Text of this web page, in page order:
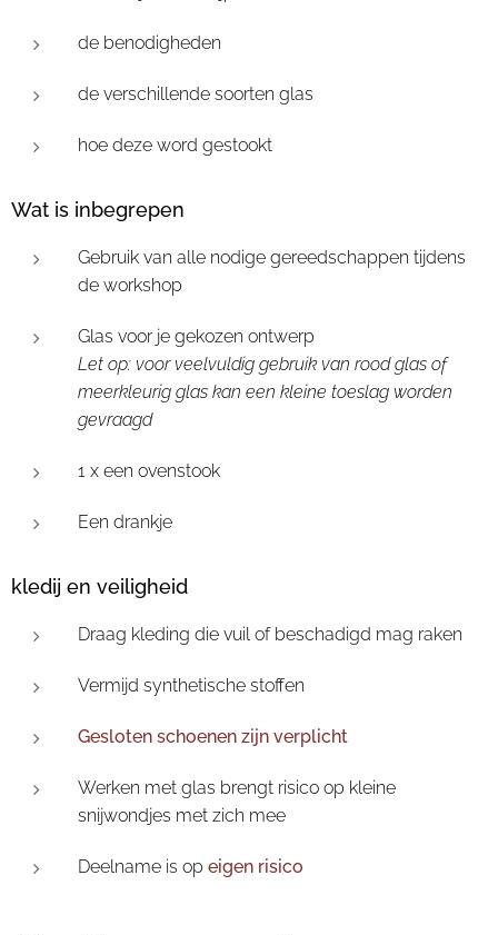
de benodigheden
de verschillende soorten glas
hoe deze word gestookt
Wat is inbegrepen
Gebruik van alle nodige gereedschappen tijdens
de workshop
Glas voor je gekozen ontwerp
Let op: voor veelvuldig gebruik van rood glas of
meerkleurig glas kan een kleine toeslag worden
gevraagd
1 x een ovenstook
Een drankje
kledij en veiligheid
Draag kleding die vuil of beschadigd mag raken
Vermijd synthetische stoffen
Gesloten schoenen zijn verplicht
Werken met glas brengt risico op kleine
snijwondjes met zich mee
Deelname is op eigen risico